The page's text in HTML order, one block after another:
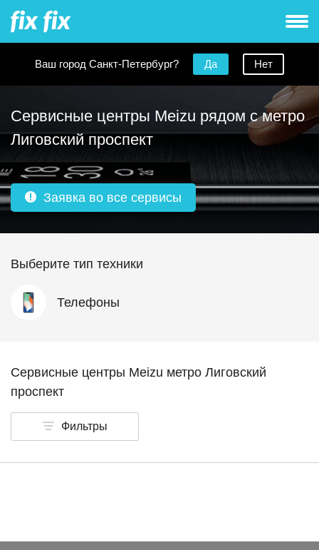
Ваш город Санкт-Петербург? Да Нет
Сервисные центры Meizu рядом с метро
Лиговский проспект
Заявка во все сервисы
Выберите тип техники
Телефоны
Сервисные центры Meizu метро Лиговский
проспект
Фильтры